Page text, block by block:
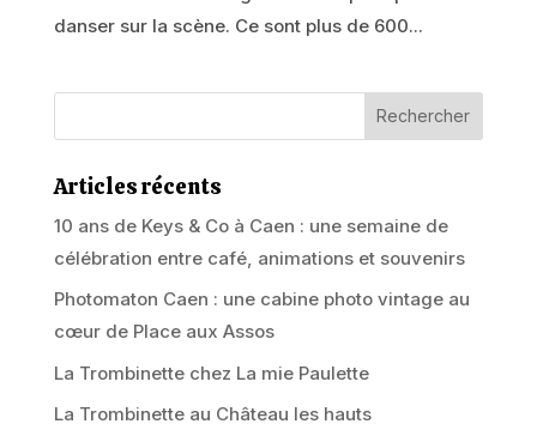
danser sur la scène. Ce sont plus de 600...
Articles récents
10 ans de Keys & Co à Caen : une semaine de
célébration entre café, animations et souvenirs
Photomaton Caen : une cabine photo vintage au
cœur de Place aux Assos
La Trombinette chez La mie Paulette
La Trombinette au Château les hauts